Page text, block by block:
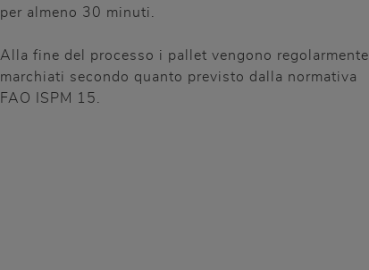
per almeno 30 minuti.
Alla fine del processo i pallet vengono regolarmente
marchiati secondo quanto previsto dalla normativa
FAO ISPM 15.